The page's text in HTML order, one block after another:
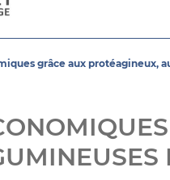
grâce aux protéagineux,